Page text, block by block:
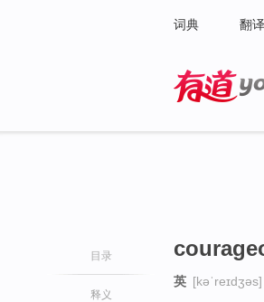
词典 翻译
目录
释义
英 [kəˈreɪdʒəs]